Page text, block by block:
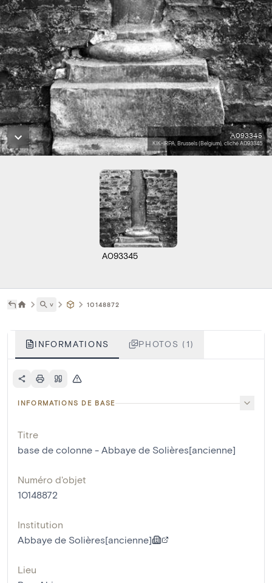
A093345
KIK-IRPA, Brussels (Belgium), cliché A093345
A093345
˅ 10148872
INFORMATIONS PHOTOS (1)
INFORMATIONS DE BASE
Titre
base de colonne - Abbaye de Solières[ancienne]
Numéro d'objet
10148872
Institution
Abbaye de Solières[ancienne]
Lieu